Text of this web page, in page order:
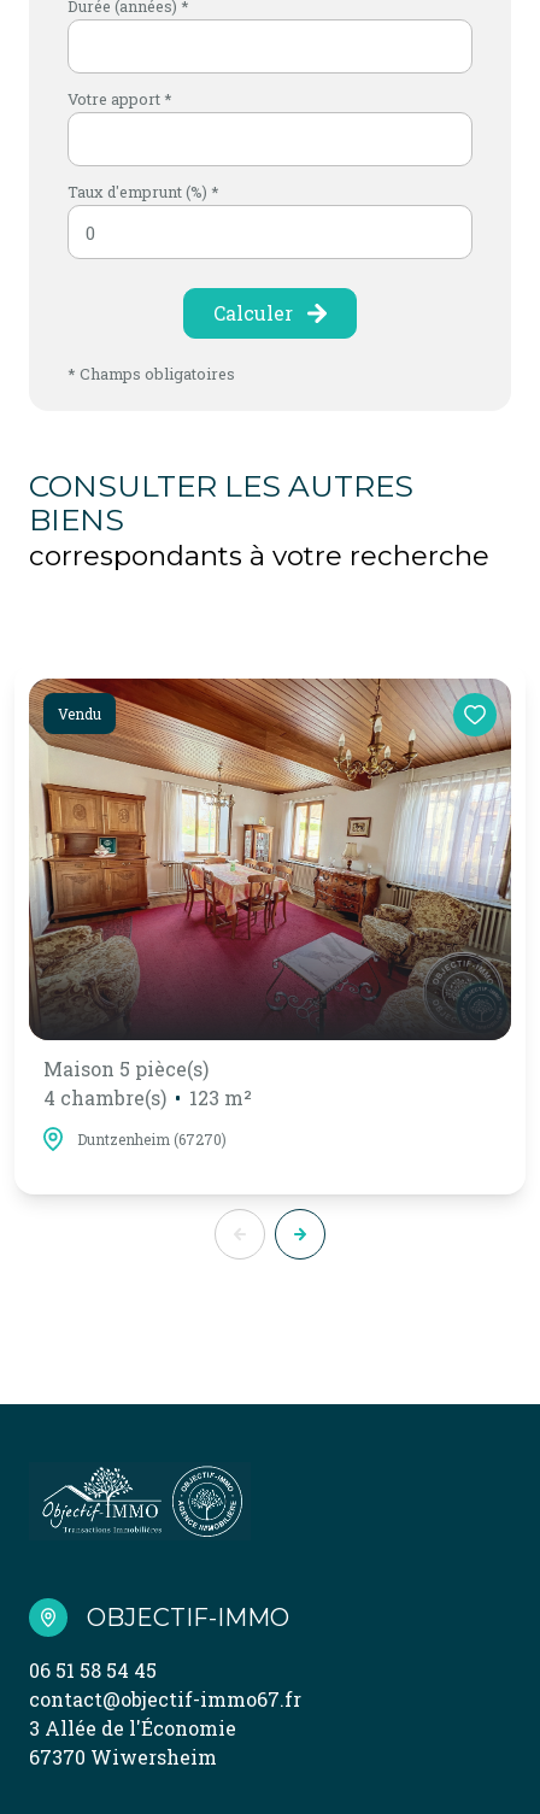
Durée (années) *
Votre apport *
Taux d'emprunt (%) *
Calculer
* Champs obligatoires
CONSULTER LES AUTRES
BIENS
correspondants à votre recherche
Vendu
Maison 5 pièce(s)
4 chambre(s)
123 m²
Duntzenheim (67270)
OBJECTIF-IMMO
06 51 58 54 45
contact@objectif-immo67.fr
3 Allée de l'Économie
67370 Wiwersheim